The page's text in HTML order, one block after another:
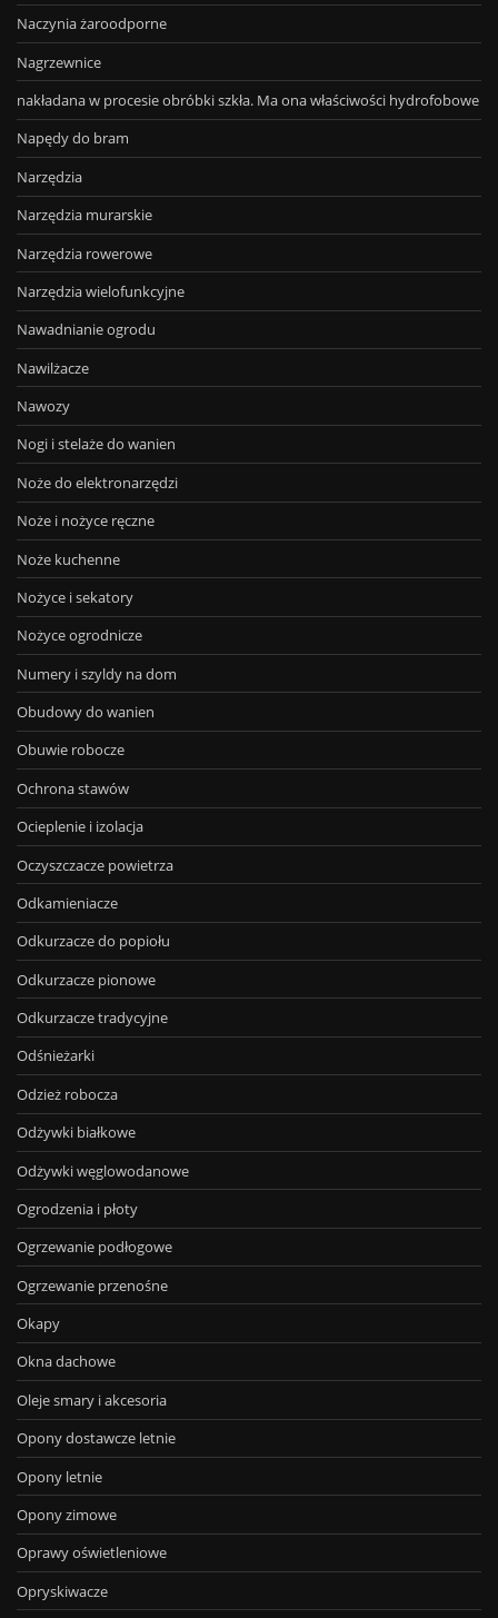
Naczynia żaroodporne
Nagrzewnice
nakładana w procesie obróbki szkła. Ma ona właściwości hydrofobowe
Napędy do bram
Narzędzia
Narzędzia murarskie
Narzędzia rowerowe
Narzędzia wielofunkcyjne
Nawadnianie ogrodu
Nawilżacze
Nawozy
Nogi i stelaże do wanien
Noże do elektronarzędzi
Noże i nożyce ręczne
Noże kuchenne
Nożyce i sekatory
Nożyce ogrodnicze
Numery i szyldy na dom
Obudowy do wanien
Obuwie robocze
Ochrona stawów
Ocieplenie i izolacja
Oczyszczacze powietrza
Odkamieniacze
Odkurzacze do popiołu
Odkurzacze pionowe
Odkurzacze tradycyjne
Odśnieżarki
Odzież robocza
Odżywki białkowe
Odżywki węglowodanowe
Ogrodzenia i płoty
Ogrzewanie podłogowe
Ogrzewanie przenośne
Okapy
Okna dachowe
Oleje smary i akcesoria
Opony dostawcze letnie
Opony letnie
Opony zimowe
Oprawy oświetleniowe
Opryskiwacze